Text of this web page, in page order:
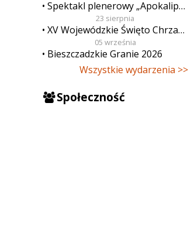
Spektakl plenerowy „Apokalipsa”
23 sierpnia
XV Wojewódzkie Święto Chrzanu
05 września
Bieszczadzkie Granie 2026
Wszystkie wydarzenia >>
Społeczność